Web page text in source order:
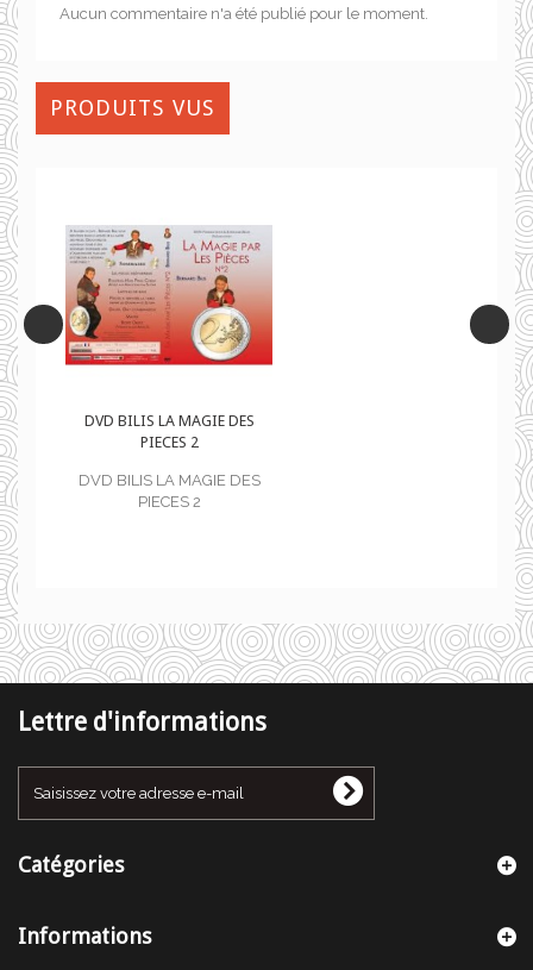
Aucun commentaire n'a été publié pour le moment.
PRODUITS VUS
DVD BILIS LA MAGIE DES
PIECES 2
DVD BILIS LA MAGIE DES
PIECES 2
Lettre d'informations
Catégories
Informations